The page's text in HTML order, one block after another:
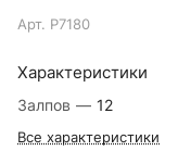
Арт. Р7180
Характеристики
Залпов — 12
Все характеристики